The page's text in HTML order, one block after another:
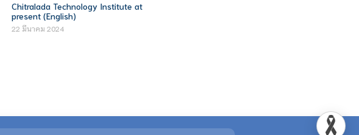
Chitralada Technology Institute at
present (English)
22 มีนาคม 2024